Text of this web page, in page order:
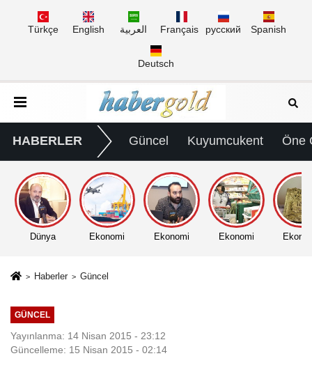
Türkçe English العربية Français русский Spanish
Deutsch
HABERLER Güncel Kuyumcukent Öne
Dünya Ekonomi Ekonomi Ekonomi
Haberler Güncel
GÜNCEL
Yayınlanma: 14 Nisan 2015 - 23:12
Güncelleme: 15 Nisan 2015 - 02:14